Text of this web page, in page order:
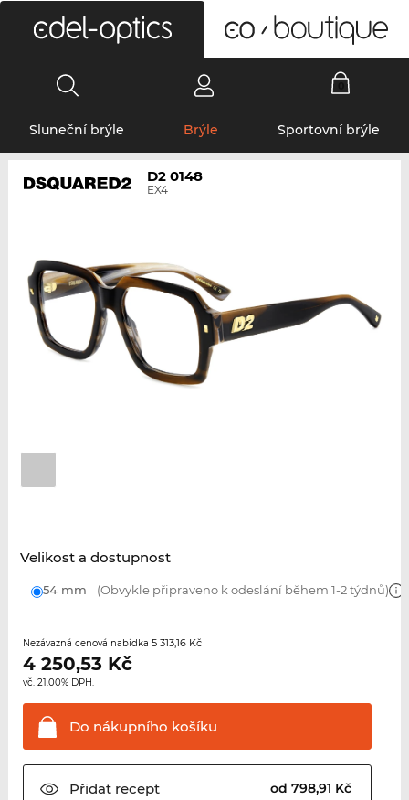
Sluneční brýle Brýle Sportovní brýle
D2 0148
EX4
Velikost a dostupnost
54 mm (Obvykle připraveno k odeslání během 1-2 týdnů)
Nezávazná cenová nabídka 5 313,16 Kč
4 250,53 Kč
vč. 21.00% DPH.
Do nákupního košíku
Přidatrecept od 798,91 Kč